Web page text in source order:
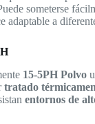
someterse
adaptable a
15-5PH Polvo
tratado
entornos de